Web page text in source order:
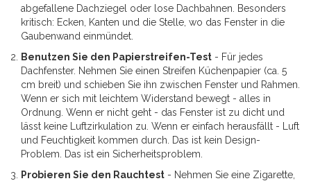
abgefallene Dachziegel oder lose Dachbahnen. Besonders
kritisch: Ecken, Kanten und die Stelle, wo das Fenster in die
Gaubenwand einmündet.
Benutzen Sie den Papierstreifen-Test - Für jedes
Dachfenster. Nehmen Sie einen Streifen Küchenpapier (ca. 5
cm breit) und schieben Sie ihn zwischen Fenster und Rahmen.
Wenn er sich mit leichtem Widerstand bewegt - alles in
Ordnung. Wenn er nicht geht - das Fenster ist zu dicht und
lässt keine Luftzirkulation zu. Wenn er einfach herausfällt - Luft
und Feuchtigkeit kommen durch. Das ist kein Design-
Problem. Das ist ein Sicherheitsproblem.
Probieren Sie den Rauchtest - Nehmen Sie eine Zigarette,